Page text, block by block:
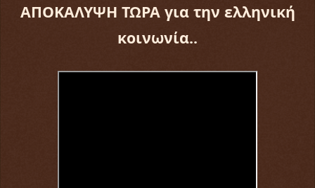
ΑΠΟΚΑΛΥΨΗ ΤΩΡΑ για την ελληνική
κοινωνία..